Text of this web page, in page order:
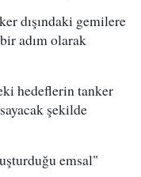
dışındaki gemilere
adım olarak
hedeflerin tanker
şekilde
emsal"